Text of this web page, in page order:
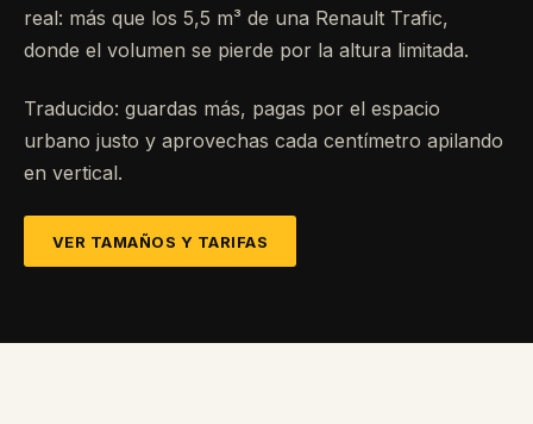
real: más que los 5,5 m³ de una Renault Trafic,
donde el volumen se pierde por la altura limitada.
Traducido: guardas más, pagas por el espacio
urbano justo y aprovechas cada centímetro apilando
en vertical.
VER TAMAÑOS Y TARIFAS